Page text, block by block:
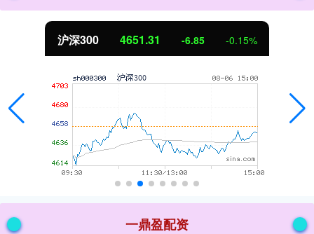
沪深300 4651.31 -6.85 -0.15%
一鼎盈配资